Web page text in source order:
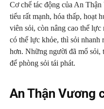
Cơ chế tác động của An
tiểu rất mạnh, hóa thấp, hoạt
viên sỏi, còn nâng cao thể
có thể lực khỏe, thì sỏi nhanh
hơn. Những người đã mổ sỏi,
để phòng sỏi tái phát.
An Thận Vương